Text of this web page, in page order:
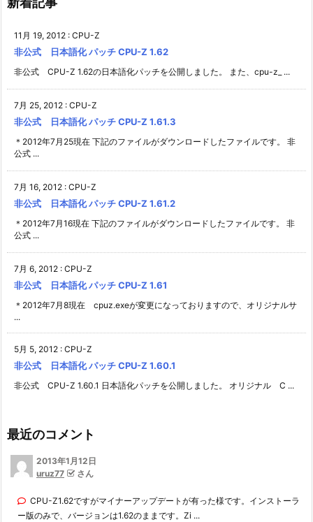
11月 19, 2012 : CPU-Z
非公式 日本語化 パッチ CPU-Z 1.62
非公式 CPU-Z 1.62の日本語化パッチを公開しました。 また、cpu-z_ ...
7月 25, 2012 : CPU-Z
非公式 日本語化 パッチ CPU-Z 1.61.3
＊2012年7月25現在 下記のファイルがダウンロードしたファイルです。 非
公式 ...
7月 16, 2012 : CPU-Z
非公式 日本語化 パッチ CPU-Z 1.61.2
＊2012年7月16現在 下記のファイルがダウンロードしたファイルです。 非
公式 ...
7月 6, 2012 : CPU-Z
非公式 日本語化 パッチ CPU-Z 1.61
＊2012年7月8現在 cpuz.exeが変更になっておりますので、オリジナルサ
...
5月 5, 2012 : CPU-Z
非公式 日本語化 パッチ CPU-Z 1.60.1
非公式 CPU-Z 1.60.1 日本語化パッチを公開しました。 オリジナル C ...
最近のコメント
2013年1月12日
uruz77
さん
CPU-Z1.62ですがマイナーアップデートが有った様です。インストーラ
ー版のみで、バージョンは1.62のままです。Zi ...